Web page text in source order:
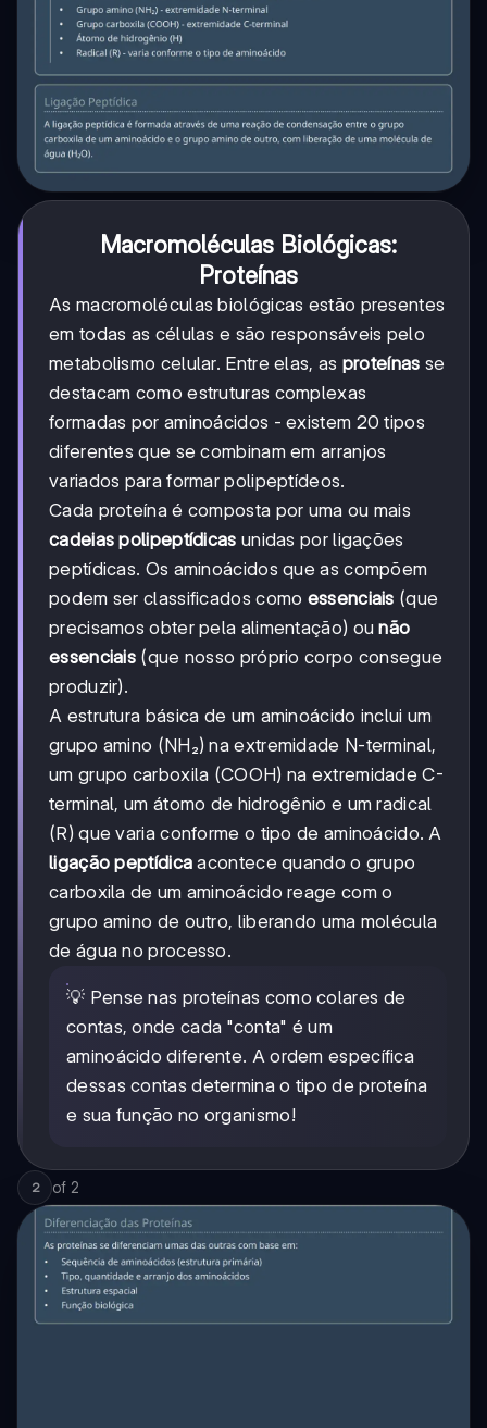
Macromoléculas Biológicas:
Proteínas
As macromoléculas biológicas estão presentes
em todas as células e são responsáveis pelo
metabolismo celular. Entre elas, as proteínas se
destacam como estruturas complexas
formadas por aminoácidos - existem 20 tipos
diferentes que se combinam em arranjos
variados para formar polipeptídeos.
Cada proteína é composta por uma ou mais
cadeias polipeptídicas unidas por ligações
peptídicas. Os aminoácidos que as compõem
podem ser classificados como essenciais (que
precisamos obter pela alimentação) ounão
essenciais (que nosso próprio corpo consegue
produzir).
A estrutura básica de um aminoácido inclui um
grupo amino (NH₂) na extremidade N-terminal,
um grupo carboxila (COOH) na extremidade C-
terminal, um átomo de hidrogênio e um radical
(R) que varia conforme o tipo de aminoácido. A
ligação peptídica acontece quando o grupo
carboxila de um aminoácido reage com o
grupo amino de outro, liberando uma molécula
de água no processo.
💡 Pense nas proteínas como colares de
contas, onde cada "conta" é um
aminoácido diferente. A ordem específica
dessas contas determina o tipo de proteína
e sua função no organismo!
2 of 2